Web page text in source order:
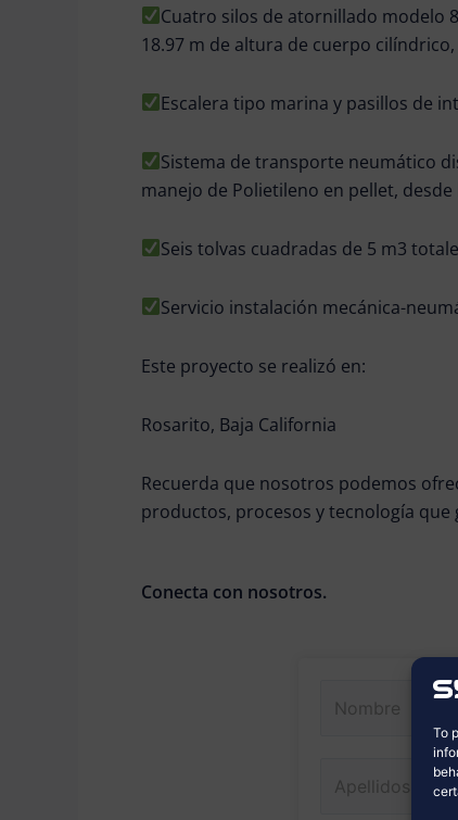
To
Cuatro silos de atornillado modelo
18.97 m de altura de cuerpo
Escalera tipo marina y pasillos de
Sistema de transporte neumático
manejo de Polietileno en pellet,
Seis tolvas cuadradas de 5 m3
Servicio instalación mecánica-
Este proyecto se realizó en:
Rosarito, Baja California
Recuerda que nosotros podemos
productos, procesos y tecnología
Conecta con nosotros.